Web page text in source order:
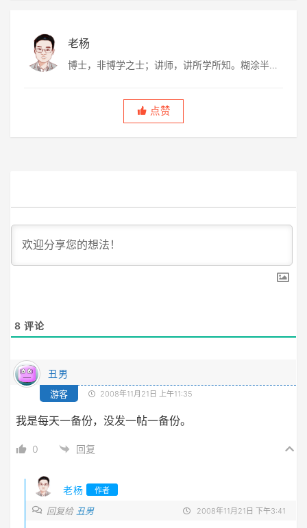
老杨
博士，非博学之士；讲师，讲所学所知。糊涂半
点赞
8 评论
丑男
游客 2008年11月21日 上午11:35
我是每天一备份，没发一帖一备份。
0 回复
老杨 作者
回复给 丑男 2008年11月21日 下午3:41